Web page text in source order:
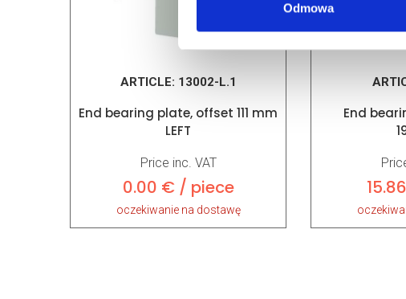
Odmowa
ARTICLE: 13002-L.1
End bearing plate, offset 111 mm
LEFT
Price inc. VAT
0.00 € / piece
oczekiwanie na dostawę
End